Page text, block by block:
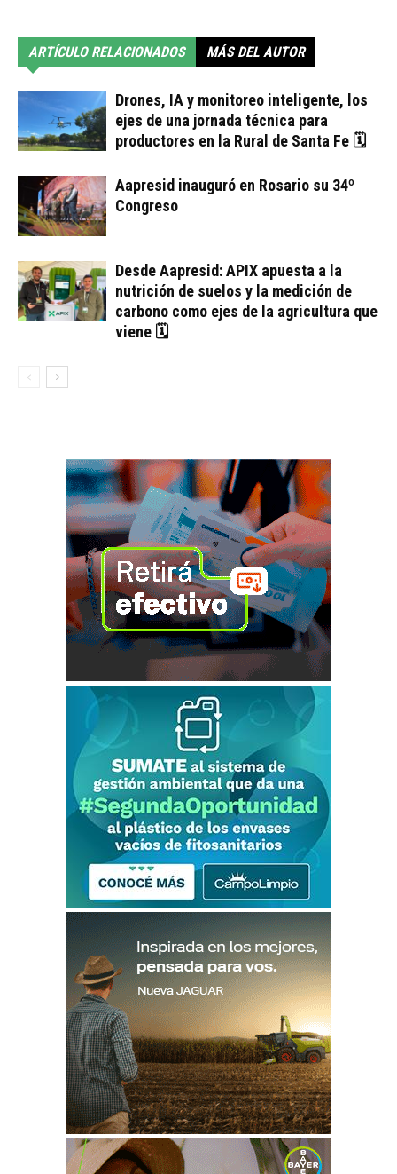
ARTÍCULO RELACIONADOS MÁS DEL AUTOR
Drones, IA y monitoreo inteligente, los
ejes de una jornada técnica para
productores en la Rural de Santa Fe 🗓
Aapresid inauguró en Rosario su 34º
Congreso
Desde Aapresid: APIX apuesta a la
nutrición de suelos y la medición de
carbono como ejes de la agricultura que
viene 🗓